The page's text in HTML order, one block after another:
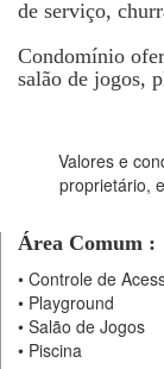
de serviço,
Condomínio
salão de jogos,
Valores e
proprietário,
Área Comum :
• Controle de
• Playground
• Salão de Jogos
• Piscina